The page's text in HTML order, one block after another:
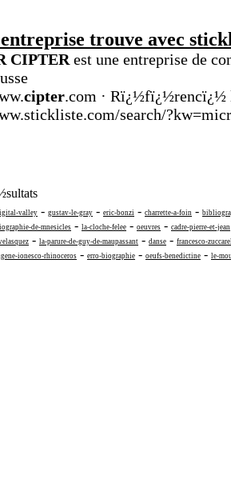
trouve avec
CIPTER est une entreprise de
cipter.com · Rï¿½fï¿½rencï¿½
search/
valley - gustav-le-gray - eric-bonzi - charrette-a-foin -
de-mnesicles - la-cloche-felee - oeuvres - cadre-pierre-et-jean
- la-parure-de-guy-de-maupassant - danse - francesco-
ionesco-rhinoceros - erro-biographie - oeufs-benedictine - le-